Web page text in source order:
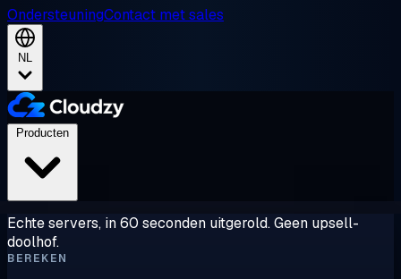
OndersteuningContact met sales
NL
Echte servers, in 60 seconden uitgerold. Geen upsell-
doolhof.
BEREKEN